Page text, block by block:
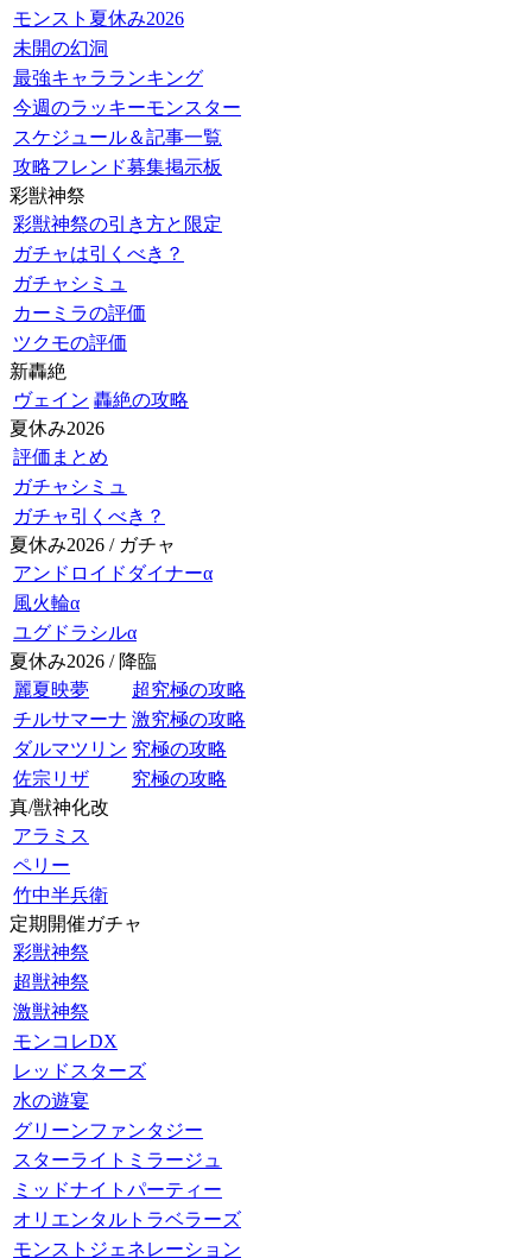
モンスト夏休み2026
未開の幻洞
最強キャラランキング
今週のラッキーモンスター
スケジュール＆記事一覧
攻略フレンド募集掲示板
彩獣神祭
彩獣神祭の引き方と限定
ガチャは引くべき？
ガチャシミュ
カーミラの評価
ツクモの評価
新轟絶
ヴェイン 轟絶の攻略
夏休み2026
評価まとめ
ガチャシミュ
ガチャ引くべき？
夏休み2026 / ガチャ
アンドロイドダイナーα
風火輪α
ユグドラシルα
夏休み2026 / 降臨
麗夏映夢
超究極の攻略
チルサマーナ 激究極の攻略
ダルマツリン 究極の攻略
佐宗リザ
究極の攻略
真/獣神化改
アラミス
ペリー
竹中半兵衛
定期開催ガチャ
彩獣神祭
超獣神祭
激獣神祭
モンコレDX
レッドスターズ
水の遊宴
グリーンファンタジー
スターライトミラージュ
ミッドナイトパーティー
オリエンタルトラベラーズ
モンストジェネレーション